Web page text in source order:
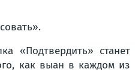
«Подтвердить» станет
как выан в каждом из